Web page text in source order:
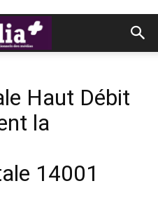
Haut Débit
la
14001